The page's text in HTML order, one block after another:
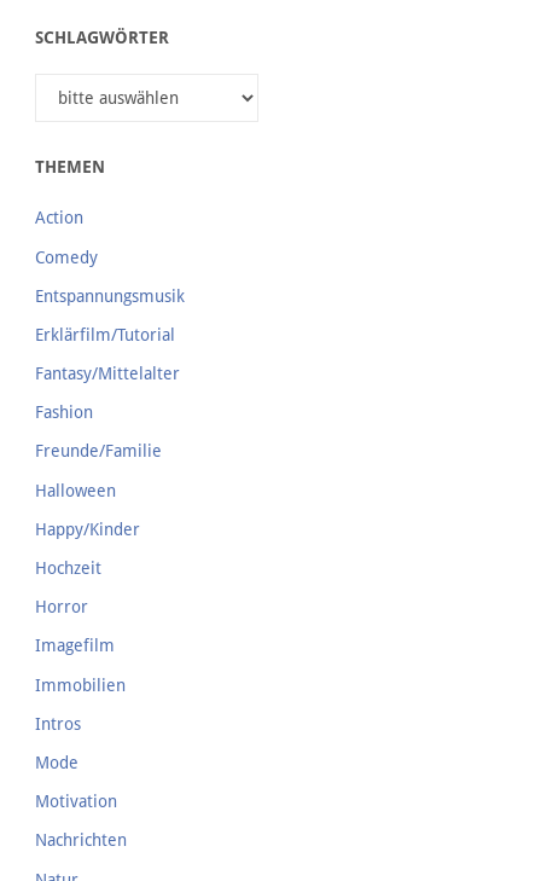
SCHLAGWÖRTER
THEMEN
Action
Comedy
Entspannungsmusik
Erklärfilm/Tutorial
Fantasy/Mittelalter
Fashion
Freunde/Familie
Halloween
Happy/Kinder
Hochzeit
Horror
Imagefilm
Immobilien
Intros
Mode
Motivation
Nachrichten